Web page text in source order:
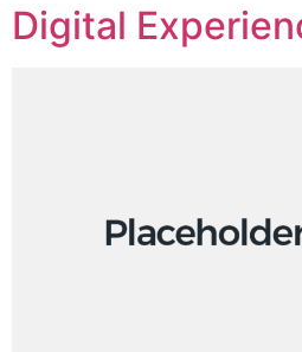
Digital